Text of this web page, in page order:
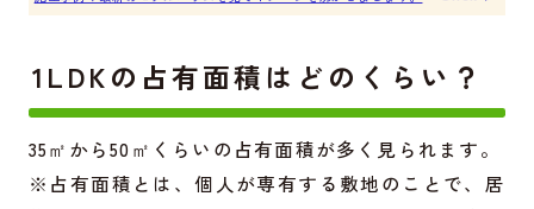
1LDKの占有面積はどのくらい？
35㎡から50㎡くらいの占有面積が多く見られます。
※占有面積とは、個人が専有する敷地のことで、居